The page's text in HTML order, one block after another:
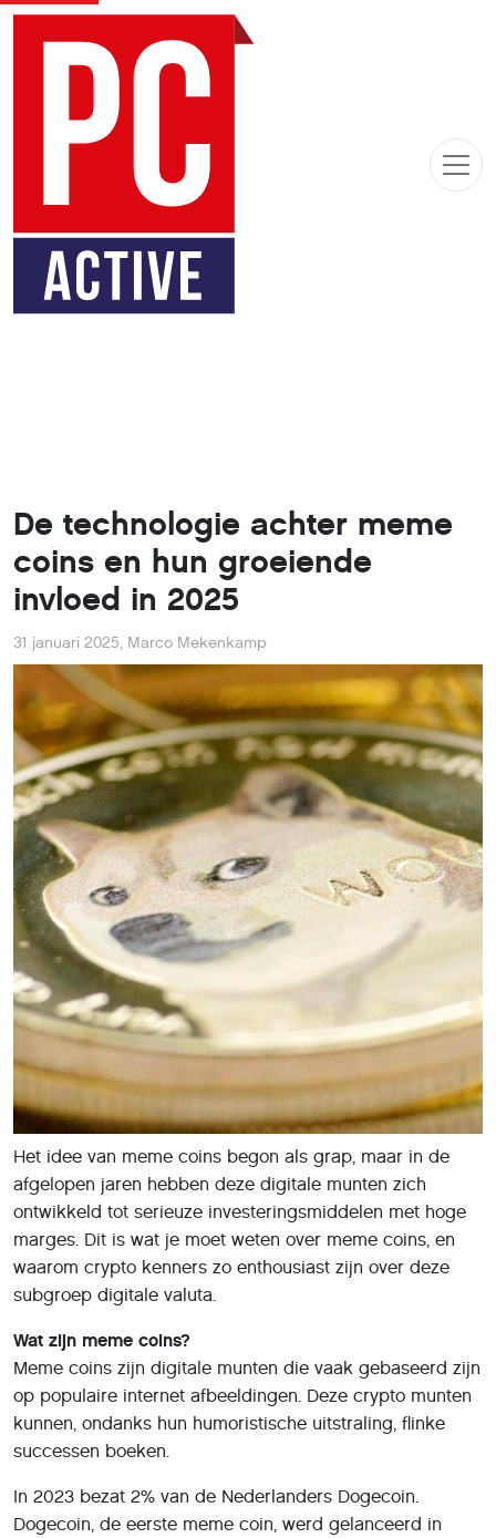
De technologie achter meme
coins en hun groeiende
invloed in 2025
31 januari 2025, Marco Mekenkamp
Het idee van meme coins begon als grap, maar in de
afgelopen jaren hebben deze digitale munten zich
ontwikkeld tot serieuze investeringsmiddelen met hoge
marges. Dit is wat je moet weten over meme coins, en
waarom crypto kenners zo enthousiast zijn over deze
subgroep digitale valuta.
Wat zijn meme coins?
Meme coins zijn digitale munten die vaak gebaseerd zijn
op populaire internet afbeeldingen. Deze crypto munten
kunnen, ondanks hun humoristische uitstraling, flinke
successen boeken.
In 2023 bezat 2% van de Nederlanders Dogecoin.
Dogecoin, de eerste meme coin, werd gelanceerd in